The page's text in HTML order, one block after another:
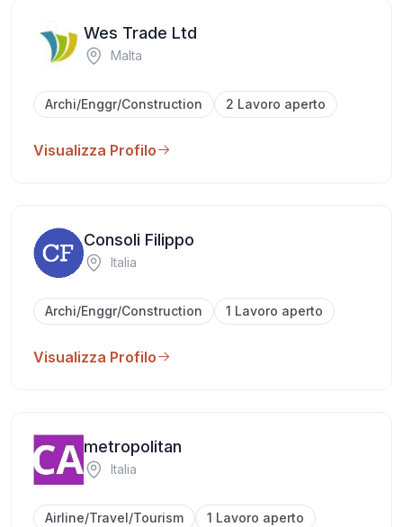
Wes Trade Ltd
Malta
Archi/Enggr/Construction 2 Lavoro aperto
Visualizza Profilo
Consoli Filippo
Italia
Archi/Enggr/Construction 1 Lavoro aperto
Visualizza Profilo
metropolitan
Italia
Airline/Travel/Tourism 1 Lavoro aperto